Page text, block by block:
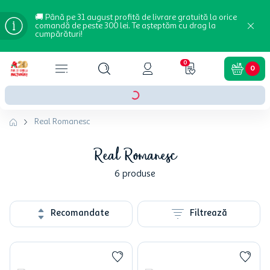
🚚 Până pe 31 august profită de livrare gratuită la orice
comandă de peste 300 lei. Te așteptăm cu drag la
cumpărături!
0
0
Real Romanesc
Real Romanesc
6 produse
Recomandate Filtrează